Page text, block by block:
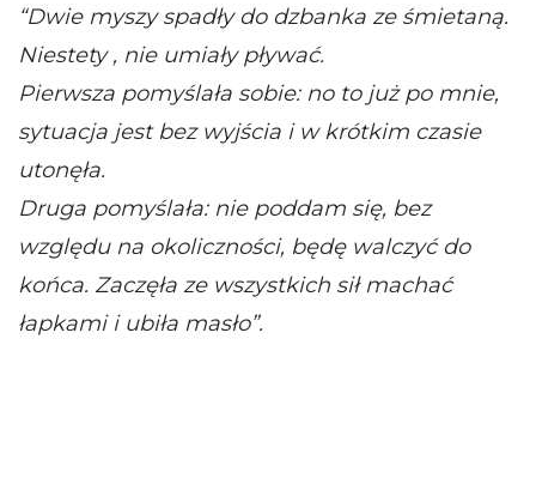
“Dwie myszy spadły do dzbanka ze śmietaną.
Niestety , nie umiały pływać.
Pierwsza pomyślała sobie: no to już po mnie,
sytuacja jest bez wyjścia i w krótkim czasie
utonęła.
Druga pomyślała: nie poddam się, bez
względu na okoliczności, będę walczyć do
końca. Zaczęła ze wszystkich sił machać
łapkami i ubiła masło”.